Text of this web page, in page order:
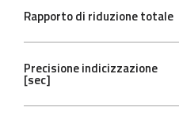
Rapporto di riduzione totale
Precisione indicizzazione
[sec]